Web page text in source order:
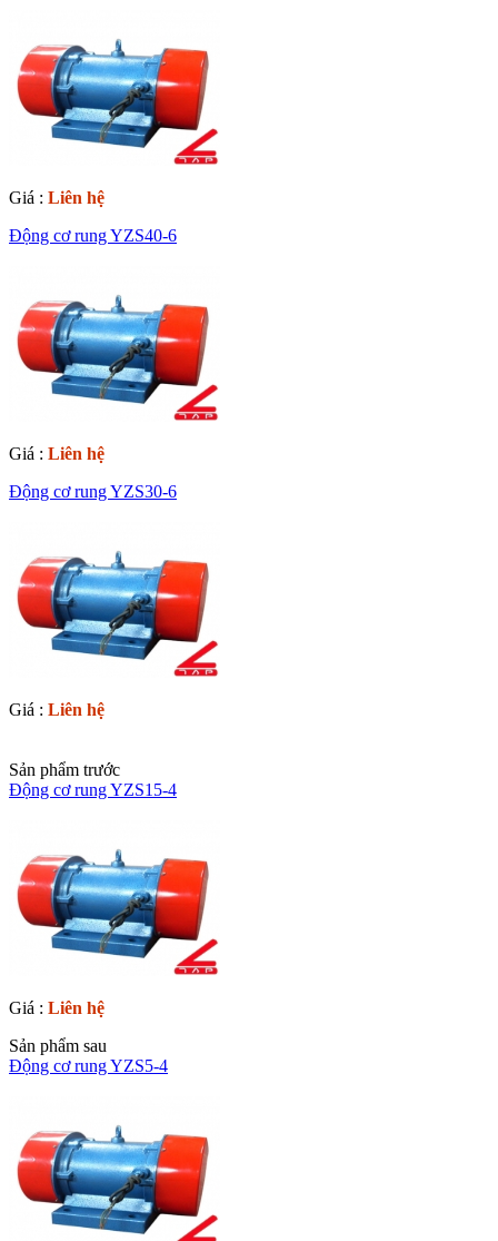
Giá : Liên hệ
Động cơ rung YZS40-6
Giá : Liên hệ
Động cơ rung YZS30-6
Giá : Liên hệ
Sản phẩm trước
Động cơ rung YZS15-4
Giá : Liên hệ
Sản phẩm sau
Động cơ rung YZS5-4